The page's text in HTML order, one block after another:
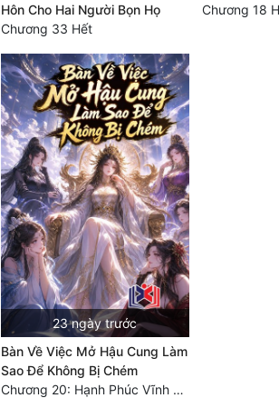
Hôn Cho Hai Người Bọn Họ
Chương 33 Hết
Chương 18
23 ngày trước
Bàn Về Việc Mở Hậu Cung Làm
Sao Để Không Bị Chém
Chương 20: Hạnh Phúc Vĩnh Hằng (Hết)